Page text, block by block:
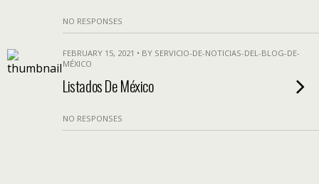
NO RESPONSES
FEBRUARY 15, 2021 • BY SERVICIO-DE-NOTICIAS-DEL-BLOG-DE-
MÉXICO
Listados De México
NO RESPONSES